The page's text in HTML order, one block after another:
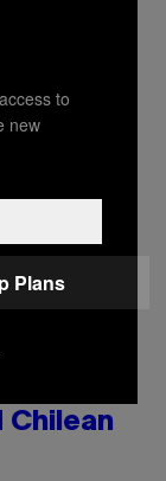
New
IN QUESTION.
DNA
Chilean
to
new
Plans